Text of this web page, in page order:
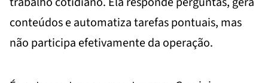
conteúdos e automatiza tarefas pontuais, mas
não participa efetivamente da operação.